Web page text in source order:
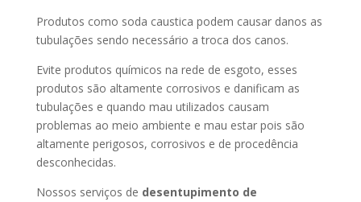
Produtos como soda caustica podem causar danos as
tubulações sendo necessário a troca dos canos.
Evite produtos químicos na rede de esgoto, esses
produtos são altamente corrosivos e danificam as
tubulações e quando mau utilizados causam
problemas ao meio ambiente e mau estar pois são
altamente perigosos, corrosivos e de procedência
desconhecidas.
Nossos serviços de desentupimento de